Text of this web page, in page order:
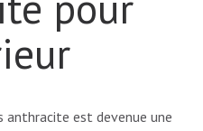
anthracite est devenue une